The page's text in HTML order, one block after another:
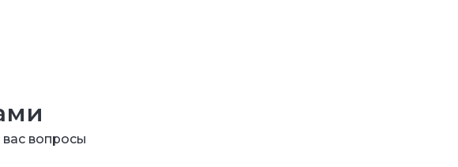
вопросы